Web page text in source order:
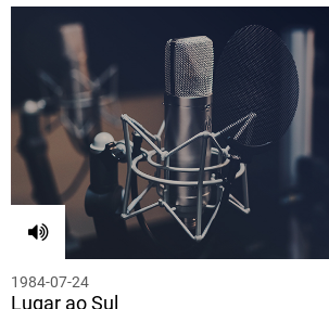
1984-07-24
Lugar ao Sul